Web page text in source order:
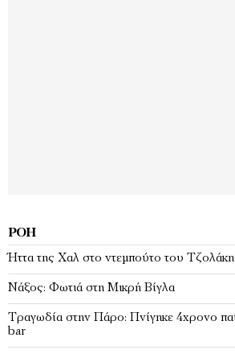
ΡΟΉ
Ήττα της Χαλ στο ντεμπούτο του Τζολάκη
Νάξος: Φωτιά στη Μικρή Βίγλα
Tραγωδία στην Πάρο: Πνίγηκε 4χρονο
bar